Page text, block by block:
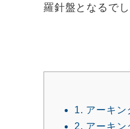
羅針盤となるでし
1. アーキン
2. アーキン